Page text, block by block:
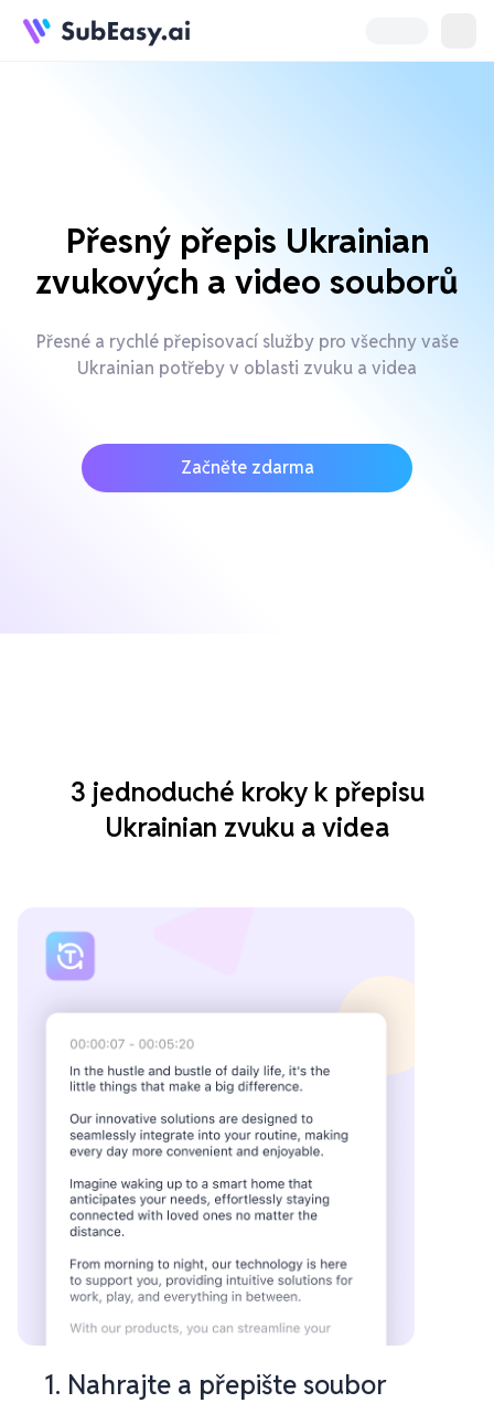
Přesný přepis Ukrainian
zvukových a video souborů
Přesné a rychlé přepisovací služby pro všechny vaše
Ukrainian potřeby v oblasti zvuku a videa
Začněte zdarma
3 jednoduché kroky k přepisu
Ukrainian zvuku a videa
1. Nahrajte a přepište soubor